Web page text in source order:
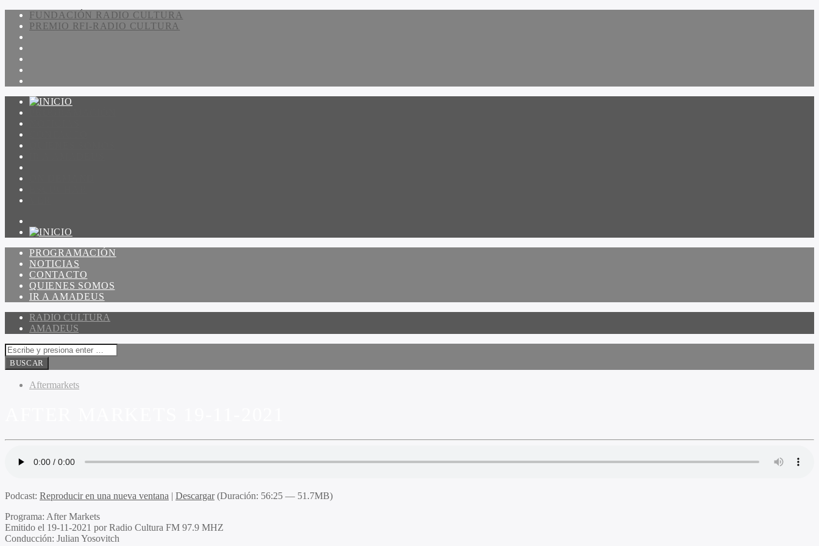
FUNDACIÓN RADIO CULTURA
PREMIO RFI-RADIO CULTURA
PROGRAMACIÓN
NOTICIAS
CONTACTO
QUIENES SOMOS
IR A AMADEUS
RADIO CULTURA
AMADEUS
Aftermarkets
Podcast: Reproducir en una nueva ventana | Descargar(Duración: 56:25 — 51.7MB)
Programa: After Markets
Emitido el 19-11-2021 por Radio Cultura FM 97.9 MHZ
Conducción: Julian Yosovitch